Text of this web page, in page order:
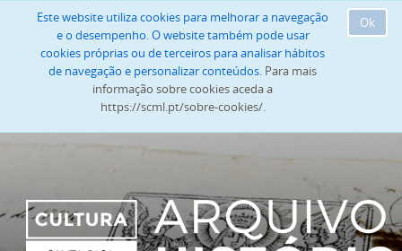
Ok
Este website utiliza cookies para melhorar a navegação
e o desempenho. O website também pode usar
cookies próprias ou de terceiros para analisar hábitos
de navegação e personalizar conteúdos. Para mais
informação sobre cookies aceda a
https://scml.pt/sobre-cookies/.